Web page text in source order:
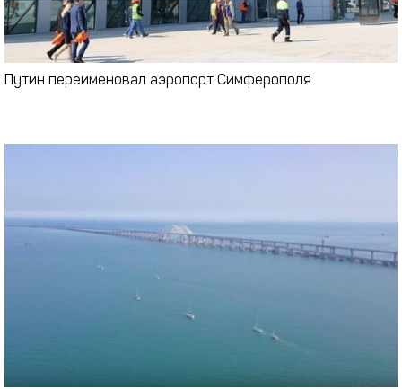
Путин переименовал аэропорт Симферополя